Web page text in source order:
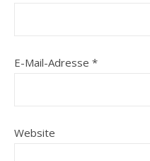
E-Mail-Adresse *
Website